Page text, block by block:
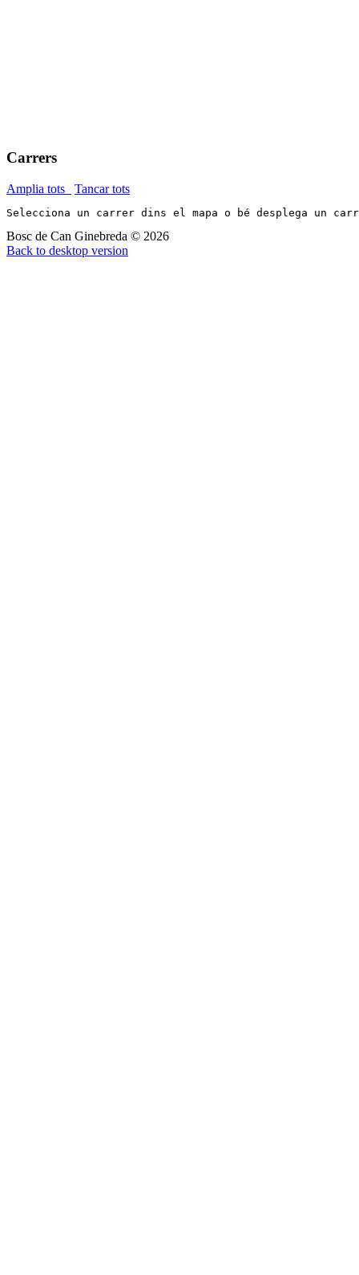
Carrers
Amplia tots Tancar tots
Selecciona un carrer dins el mapa o bé desplega un
Bosc de Can Ginebreda © 2026
Back to desktop version